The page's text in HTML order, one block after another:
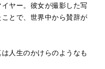
ヤー。彼女が撮影した写
とで、世界中から賛辞が
人生のかけらのようなも